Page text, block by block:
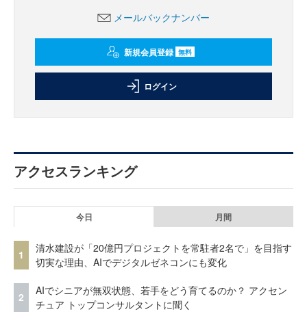
メールバックナンバー
新規会員登録 無料
ログイン
アクセスランキング
今日 月間
1
清水建設が「20億円プロジェクトを常駐者2名で」を目指す
切実な理由、AIでデジタルゼネコンにも変化
2
AIでシニアが無双状態、若手をどう育てるのか？ アクセン
チュア トップコンサルタントに聞く